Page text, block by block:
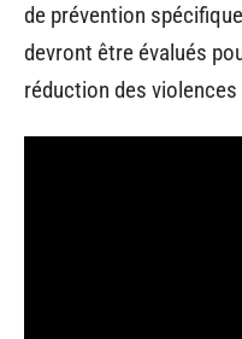
de prévention
devront être évalués
réduction des